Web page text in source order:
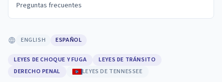
Preguntas frecuentes
ENGLISH ESPAÑOL
LEYES DE CHOQUE Y FUGA
LEYES DE TRÁNSITO
DERECHO PENAL
LEYES DE TENNESSEE